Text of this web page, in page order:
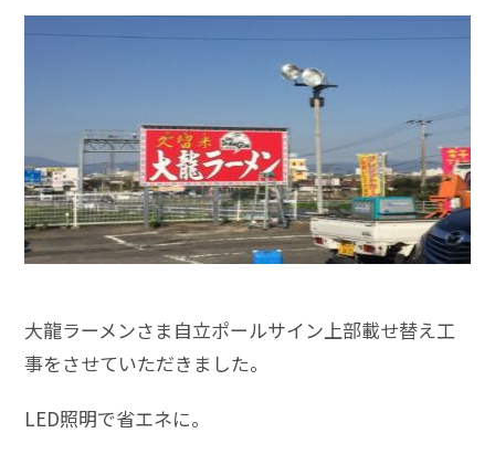
大龍ラーメンさま自立ポールサイン上部載せ替え工
事をさせていただきました。
LED照明で省エネに。